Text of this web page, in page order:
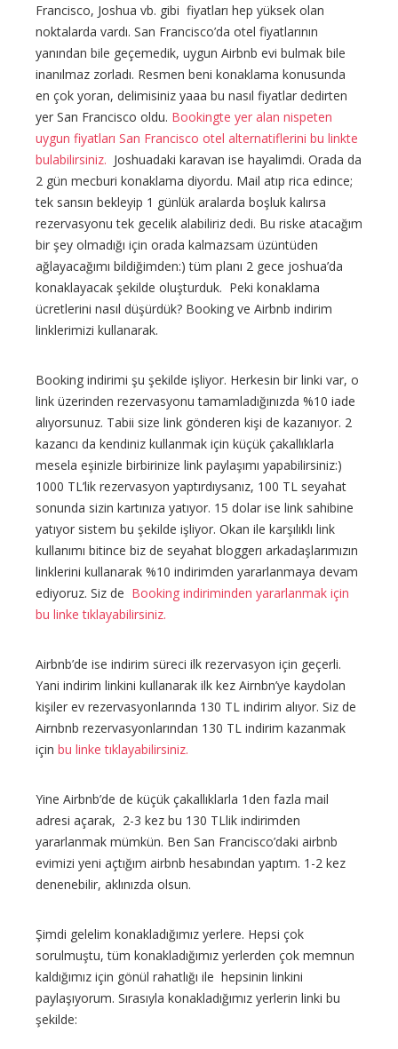
Francisco, Joshua vb. gibi fiyatları hep yüksek olan
noktalarda vardı. San Francisco’da otel fiyatlarının
yanından bile geçemedik, uygun Airbnb evi bulmak bile
inanılmaz zorladı. Resmen beni konaklama konusunda
en çok yoran, delimisiniz yaaa bu nasıl fiyatlar dedirten
yer San Francisco oldu. Bookingte yer alan nispeten
uygun fiyatları San Francisco otel alternatiflerini bu linkte
bulabilirsiniz. Joshuadaki karavan ise hayalimdi. Orada da
2 gün mecburi konaklama diyordu. Mail atıp rica edince;
tek sansın bekleyip 1 günlük aralarda boşluk kalırsa
rezervasyonu tek gecelik alabiliriz dedi. Bu riske atacağım
bir şey olmadığı için orada kalmazsam üzüntüden
ağlayacağımı bildiğimden:) tüm planı 2 gece joshua’da
konaklayacak şekilde oluşturduk. Peki konaklama
ücretlerini nasıl düşürdük? Booking ve Airbnb indirim
linklerimizi kullanarak.
Booking indirimi şu şekilde işliyor. Herkesin bir linki var, o
link üzerinden rezervasyonu tamamladığınızda %10 iade
alıyorsunuz. Tabii size link gönderen kişi de kazanıyor. 2
kazancı da kendiniz kullanmak için küçük çakallıklarla
mesela eşinizle birbirinize link paylaşımı yapabilirsiniz:)
1000 TL’lik rezervasyon yaptırdıysanız, 100 TL seyahat
sonunda sizin kartınıza yatıyor. 15 dolar ise link sahibine
yatıyor sistem bu şekilde işliyor. Okan ile karşılıklı link
kullanımı bitince biz de seyahat bloggerı arkadaşlarımızın
linklerini kullanarak %10 indirimden yararlanmaya devam
ediyoruz. Siz de Booking indiriminden yararlanmak için
bu linke tıklayabilirsiniz.
Airbnb’de ise indirim süreci ilk rezervasyon için geçerli.
Yani indirim linkini kullanarak ilk kez Airnbn’ye kaydolan
kişiler ev rezervasyonlarında 130 TL indirim alıyor. Siz de
Airnbnb rezervasyonlarından 130 TL indirim kazanmak
için bu linke tıklayabilirsiniz.
Yine Airbnb’de de küçük çakallıklarla 1den fazla mail
adresi açarak, 2-3 kez bu 130 TLlik indirimden
yararlanmak mümkün. Ben San Francisco’daki airbnb
evimizi yeni açtığım airbnb hesabından yaptım. 1-2 kez
denenebilir, aklınızda olsun.
Şimdi gelelim konakladığımız yerlere. Hepsi çok
sorulmuştu, tüm konakladığımız yerlerden çok memnun
kaldığımız için gönül rahatlığı ile hepsinin linkini
paylaşıyorum. Sırasıyla konakladığımız yerlerin linki bu
şekilde: